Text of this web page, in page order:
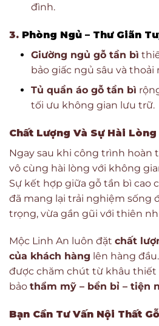
đình.
3. Phòng Ngủ – Thư Giãn
Giường ngủ gỗ tần bì
bảo giấc ngủ sâu và thoải
Tủ quần áo gỗ tần bì
tối ưu không gian lưu trữ.
Chất Lượng Và Sự Hài
Ngay sau khi công trình hoàn
vô cùng hài lòng với không
Sự kết hợp giữa gỗ tần bì cao
đã mang lại trải nghiệm sống
trọng, vừa gần gũi với thiên
Mộc Linh An luôn đặt chất
của khách hàng lên hàng
được chăm chút từ khâu thiết
bảo thẩm mỹ – bền bỉ – tiện
Bạn Cần Tư Vấn Nội Thất